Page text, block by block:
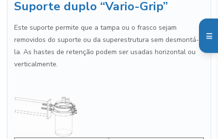
Suporte duplo “Vario-Grip”
Este suporte permite que a tampa ou o frasco sejam
removidos do suporte ou da superestrutura sem desmontá-
la. As hastes de retenção podem ser usadas horizontal ou
verticalmente.